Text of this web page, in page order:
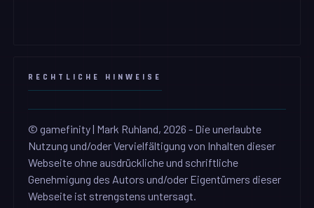
RECHTLICHE HINWEISE
© gamefinity | Mark Ruhland, 2026 - Die unerlaubte
Nutzung und/oder Vervielfältigung von Inhalten dieser
Webseite ohne ausdrückliche und schriftliche
Genehmigung des Autors und/oder Eigentümers dieser
Webseite ist strengstens untersagt.